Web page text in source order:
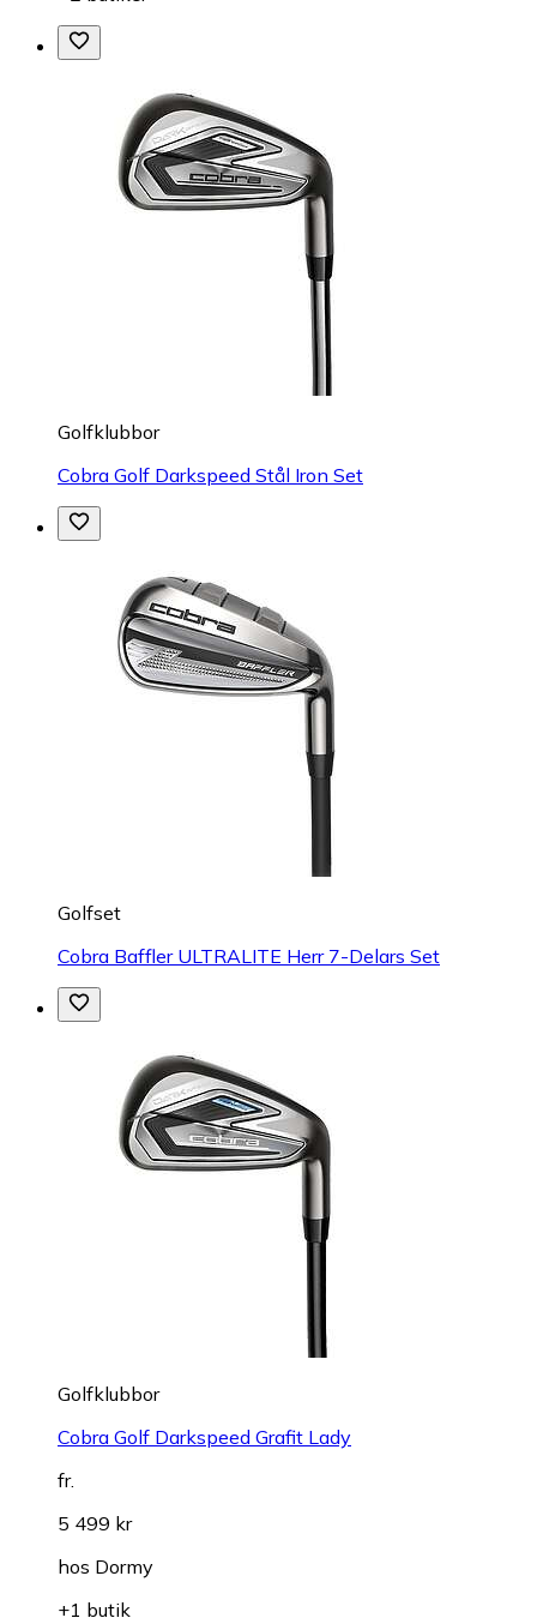
Golfklubbor
Cobra Golf Darkspeed Stål Iron Set
Golfset
Cobra Baffler ULTRALITE Herr 7-Delars Set
Golfklubbor
Cobra Golf Darkspeed Grafit Lady
fr.
5 499 kr
hos Dormy
+1 butik